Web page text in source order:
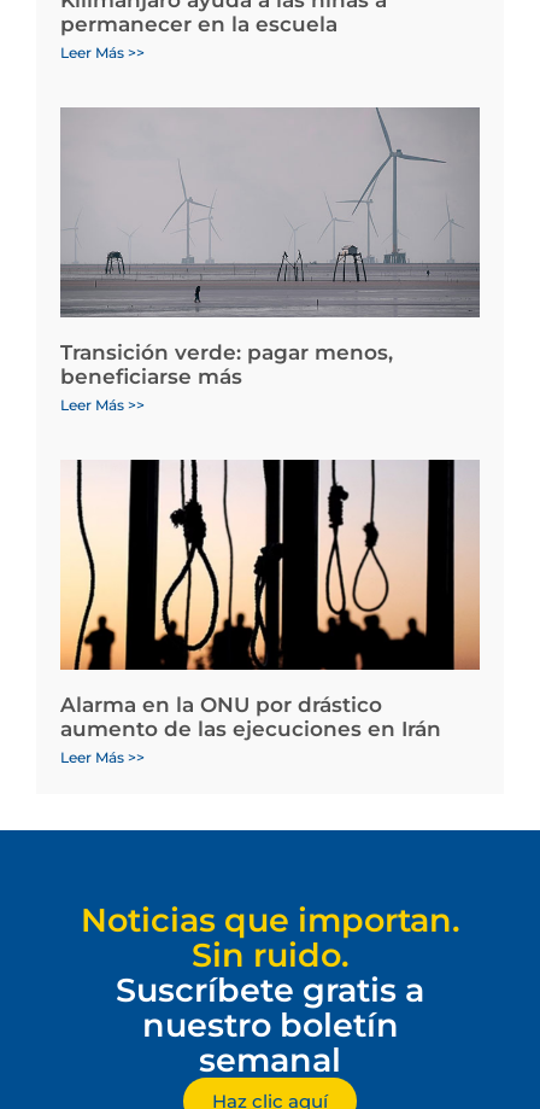
permanecer en la escuela
Leer Más >>
Transición verde: pagar menos,
beneficiarse más
Leer Más >>
Alarma en la ONU por drástico
aumento de las ejecuciones en Irán
Leer Más >>
Noticias que importan.
Sin ruido.
Suscríbete gratis a
nuestro boletín
semanal
Haz clic aquí